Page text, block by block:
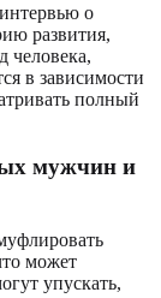
о
развития,
человека,
в зависимости
полный
мужчин и
может
упускать,